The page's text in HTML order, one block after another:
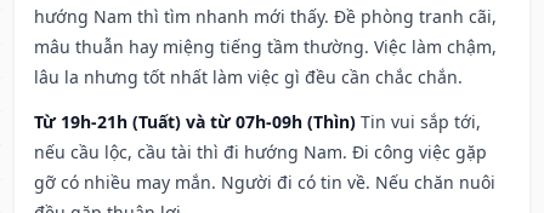
hướng Nam thì tìm nhanh mới thấy. Đề phòng tranh cãi,
mâu thuẫn hay miệng tiếng tầm thường. Việc làm chậm,
lâu la nhưng tốt nhất làm việc gì đều cần chắc chắn.
Từ 19h-21h (Tuất) và từ 07h-09h (Thìn) Tin vui sắp tới,
nếu cầu lộc, cầu tài thì đi hướng Nam. Đi công việc gặp
gỡ có nhiều may mắn. Người đi có tin về. Nếu chăn nuôi